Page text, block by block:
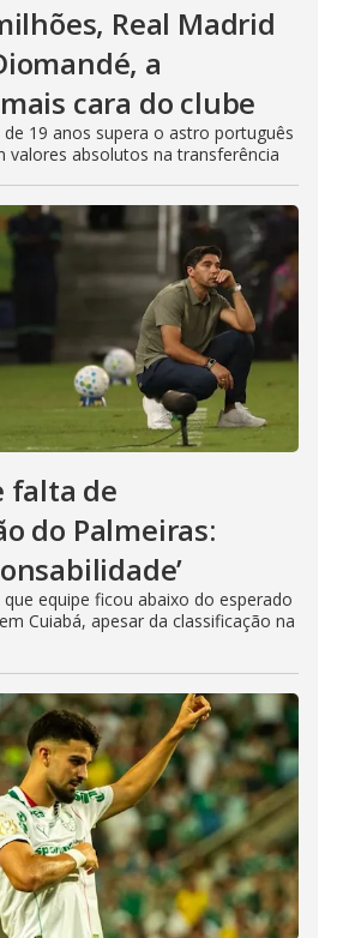
Real Madrid
a
cara do clube
19 anos supera o astro português
valores absolutos na transferência
falta de
do Palmeiras:
equipe ficou abaixo do esperado
Cuiabá, apesar da classificação na